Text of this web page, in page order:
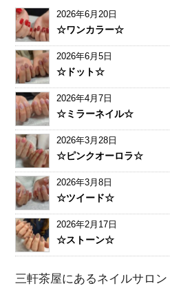
2026年6月20日
☆ワンカラー☆
2026年6月5日
☆ドット☆
2026年4月7日
☆ミラーネイル☆
2026年3月28日
☆ピンクオーロラ☆
2026年3月8日
☆ツイード☆
2026年2月17日
☆ストーン☆
三軒茶屋にあるネイルサロン